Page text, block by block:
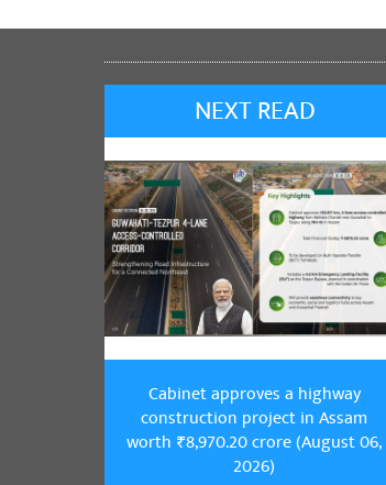
NEXT READ
Cabinet approves a highway
construction project in Assam
worth ₹8,970.20 crore (August 06,
2026)